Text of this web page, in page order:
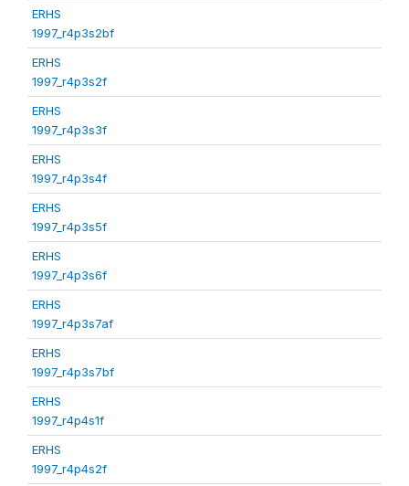
ERHS
1997_r4p3s2bf
ERHS
1997_r4p3s2f
ERHS
1997_r4p3s3f
ERHS
1997_r4p3s4f
ERHS
1997_r4p3s5f
ERHS
1997_r4p3s6f
ERHS
1997_r4p3s7af
ERHS
1997_r4p3s7bf
ERHS
1997_r4p4s1f
ERHS
1997_r4p4s2f